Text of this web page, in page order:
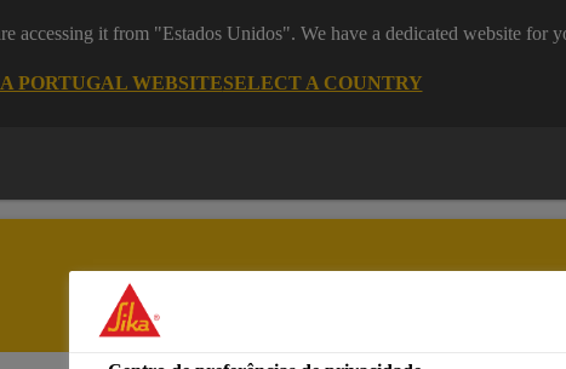
accessing it from "Estados Unidos". We have a dedicated website for
PORTUGAL WEBSITESELECT A COUNTRY